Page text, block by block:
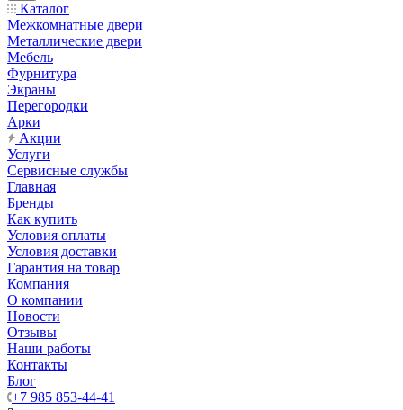
Каталог
Межкомнатные двери
Металлические двери
Мебель
Фурнитура
Экраны
Перегородки
Арки
Акции
Услуги
Сервисные службы
Главная
Бренды
Как купить
Условия оплаты
Условия доставки
Гарантия на товар
Компания
О компании
Новости
Отзывы
Наши работы
Контакты
Блог
+7 985 853-44-41